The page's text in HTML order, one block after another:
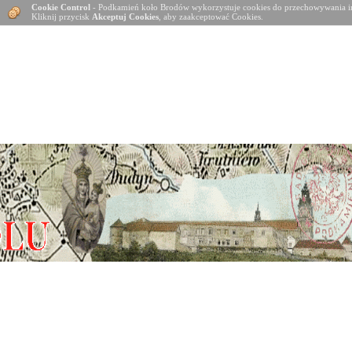
Cookie Control - Podkamień koło Brodów wykorzystuje cookies do
Kliknij przycisk Akceptuj Cookies , aby zaakceptować Cookies.